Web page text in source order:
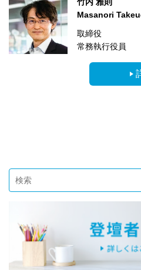
竹内 雅則
Masanori
取締役
常務執行役員